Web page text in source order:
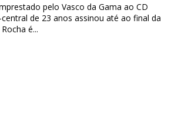
pelo Vasco da Gama ao CD
de 23 anos assinou até ao final da
Rocha é...